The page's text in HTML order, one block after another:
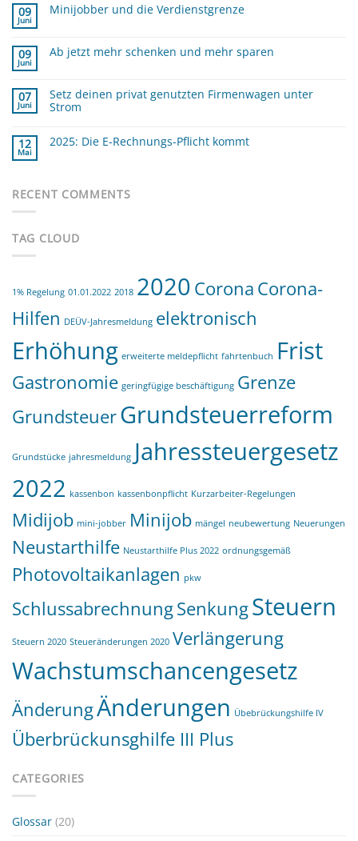
Was
sind
09
Juni
Minijobber und die Verdienstgrenze
Minijobber
und
09
Juni
Ab jetzt mehr schenken und mehr sparen
Ab
jetzt
mehr
mehr
sparen
07
Juni
Setz deinen privat genutzten Firmenwagen unter
Strom
zu
Setz
unter
Strom
12
Mai
2025: Die E-Rechnungs-Pflicht kommt
Die
E-
RECENT COMMENTS
TAG CLOUD
1% Regelung 01.01.2022 2018 2020 Corona Corona-
Hilfen DEÜV-Jahresmeldung elektronisch
Erhöhung erweiterte meldepflicht fahrtenbuch Frist
Gastronomie geringfügige beschäftigung Grenze
GrundsteuerGrundsteuerreform
Grundstücke jahresmeldung Jahressteuergesetz
2022 kassenbon kassenbonpflicht Kurzarbeiter-Regelungen
Midijob mini-jobber Minijob mängel neubewertung Neuerungen
Neustarthilfe Neustarthilfe Plus 2022 ordnungsgemäß
Photovoltaikanlagen pkw
SchlussabrechnungSenkungSteuern
Steuern 2020 Steueränderungen 2020 Verlängerung
Wachstumschancengesetz
ÄnderungÄnderungen Übebrückungshilfe IV
Überbrückunsghilfe III Plus
CATEGORIES
Glossar (20)